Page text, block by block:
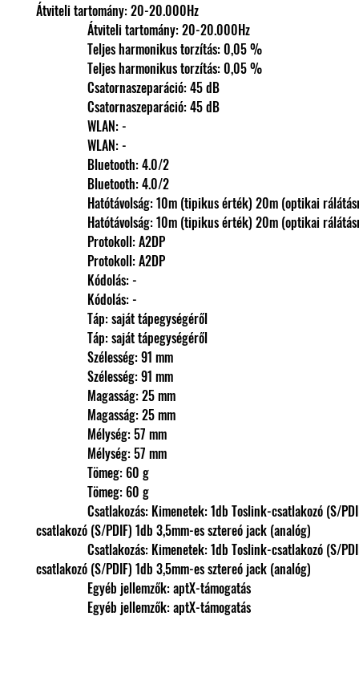
Átviteli tartomány: 20-20.000Hz
                Átviteli tartomány: 20-20.000Hz
                Teljes harmonikus torzítás: 0,05 %
                Teljes harmonikus torzítás: 0,05 %
                Csatornaszeparáció: 45 dB
                Csatornaszeparáció: 45 dB
                WLAN: -
                WLAN: -
                Bluetooth: 4.0/2
                Bluetooth: 4.0/2
Hatótávolság: 10m (tipikus érték) 20m (optikai
Hatótávolság: 10m (tipikus érték) 20m (optikai
                Protokoll: A2DP
                Protokoll: A2DP
                Kódolás: -
                Kódolás: -
                Táp: saját tápegységéről
                Táp: saját tápegységéről
                Szélesség: 91 mm
                Szélesség: 91 mm
                Magasság: 25 mm
                Magasság: 25 mm
                Mélység: 57 mm
                Mélység: 57 mm
                Tömeg: 60 g
                Tömeg: 60 g
csatlakozó (S/PDIF) 1db 3,5mm-es sztereó jack (analóg)
csatlakozó (S/PDIF) 1db 3,5mm-es sztereó jack (analóg)
                Egyéb jellemzők: aptX-támogatás
                Egyéb jellemzők: aptX-támogatás